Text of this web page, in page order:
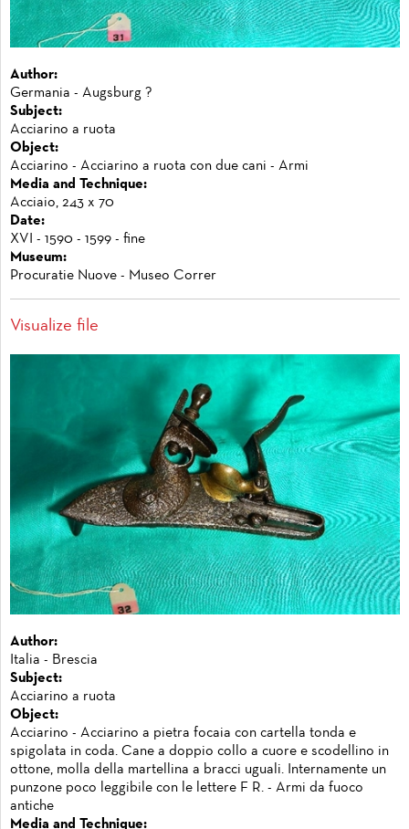
Author:
Germania - Augsburg ?
Subject:
Acciarino a ruota
Object:
Acciarino - Acciarino a ruota con due cani - Armi
Media and Technique:
Acciaio, 243 x 70
Date:
XVI - 1590 - 1599 - fine
Museum:
Procuratie Nuove - Museo Correr
Visualize file
Author:
Italia - Brescia
Subject:
Acciarino a ruota
Object:
Acciarino - Acciarino a pietra focaia con cartella tonda e
spigolata in coda. Cane a doppio collo a cuore e scodellino in
ottone, molla della martellina a bracci uguali. Internamente un
punzone poco leggibile con le lettere F R. - Armi da fuoco
antiche
Media and Technique: